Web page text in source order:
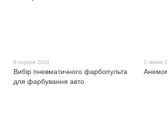
8 серпня 2024
Вибір пневматичного фарбопульта
для фарбування авто
2 липня